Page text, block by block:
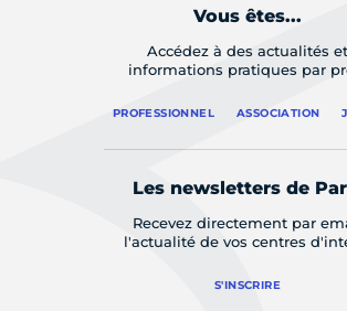
Vous êtes...
Accédez à des actualités et
informations pratiques par
PROFESSIONNEL ASSOCIATION
Les newsletters de
Recevez directement par
l'actualité de vos centres
S'INSCRIRE